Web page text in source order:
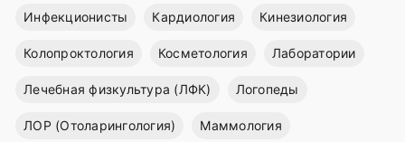
Инфекционисты Кардиология Кинезиология
Колопроктология Косметология Лаборатории
Лечебная физкультура (ЛФК) Логопеды
ЛОР (Отоларингология) Маммология